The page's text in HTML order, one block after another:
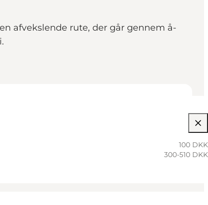
afvekslende rute, der går gennem å-
100 DKK
300-510 DKK